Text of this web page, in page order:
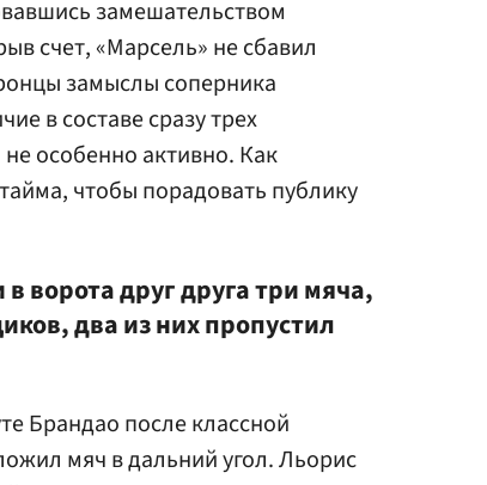
замешательством
счет, «Марсель» не сбавил
замыслы соперника
в составе сразу трех
особенно активно. Как
чтобы порадовать публику
ворота друг друга три мяча,
два из них пропустил
Брандао после классной
мяч в дальний угол. Льорис